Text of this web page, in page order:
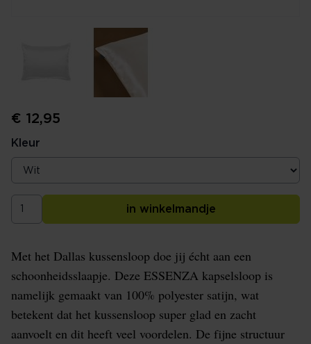
€ 12,95
Kleur
in winkelmandje
Met het Dallas kussensloop doe jij écht aan een
schoonheidsslaapje. Deze ESSENZA kapselsloop is
namelijk gemaakt van 100% polyester satijn, wat
betekent dat het kussensloop super glad en zacht
aanvoelt en dit heeft veel voordelen. De fijne structuur